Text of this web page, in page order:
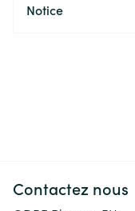
Notice
Contactez nous